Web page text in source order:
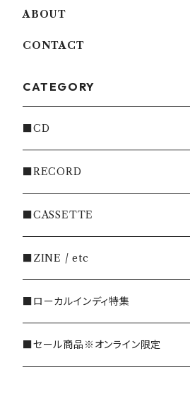
ABOUT
CONTACT
CATEGORY
■CD
・INDIE
・EMO/PUNK/POST HC
・SHOEGAZE/DREAMPOP/POST
ROCK
・OTHER(LOUD/JUNK/RAP/ et
c...)
■RECORD
■CASSETTE
■ZINE / etc
■ローカルインディ特集
■セール商品※オンライン限定